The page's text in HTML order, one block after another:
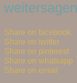
weitersagen
Share on facebook
Share on twitter
Share on pinterest
Share on whatsapp
Share on email